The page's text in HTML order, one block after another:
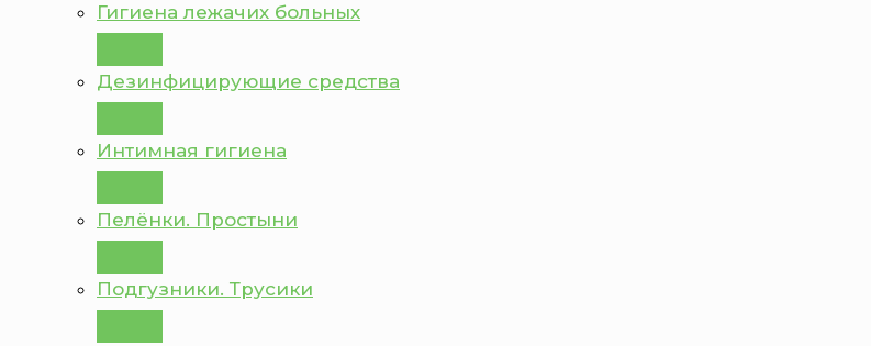
Гигиена лежачих больных
Дезинфицирующие средства
Интимная гигиена
Пелёнки. Простыни
Подгузники. Трусики